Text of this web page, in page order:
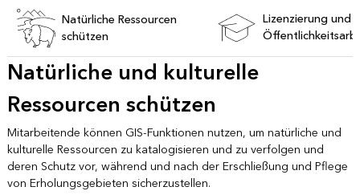
Natürliche Ressourcen
schützen
Lizenzierung und
unterstützen
Natürliche und kulturelle
Ressourcen schützen
Mitarbeitende können GIS-Funktionen nutzen, um natürliche und
kulturelle Ressourcen zu katalogisieren und zu verfolgen und
deren Schutz vor, während und nach der Erschließung und Pflege
von Erholungsgebieten sicherzustellen.